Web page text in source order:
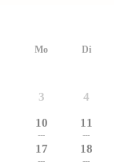
Mo Di
3 4
10
---
11
---
17
---
18
---